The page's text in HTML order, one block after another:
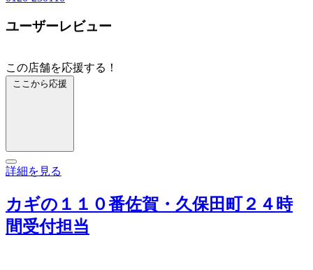
ユーザーレビュー
この店舗を応援する！
ここから応援
詳細を見る
カギの１１０番佐賀・久保田町２４時
間受付担当